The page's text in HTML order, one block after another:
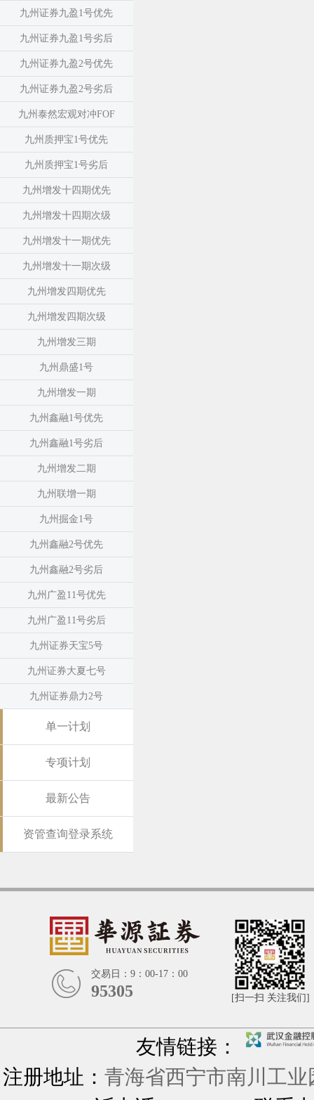
九州证券九盈1号优先
九州证券九盈1号劣后
九州证券九盈2号优先
九州证券九盈2号劣后
九州泰然宏观对冲FOF
九州质押宝1号优先
九州质押宝1号劣后
九州增发十四期优先
九州增发十四期次级
九州增发十一期优先
九州增发十一期次级
九州增发四期优先
九州增发四期次级
九州增发三期
九州鼎盛1号
九州增发一期
九州鑫融1号优先
九州鑫融1号劣后
九州增发二期
九州联增一期
九州掘金1号
九州鑫融2号优先
九州鑫融2号劣后
九州广盈11号优先
九州广盈11号劣后
九州证券天宝5号
九州证券大夏七号
九州证券鼎力2号
单一计划
专项计划
最新公告
资管查询登录系统
交易日：9：00-17：00
95305 [扫一扫 关注我们]
友情链接：
注册地址： 青海省西宁市南川工